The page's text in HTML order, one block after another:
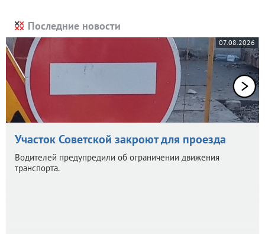
Последние новости
07.08.2026
Участок Советской закроют для проезда
Водителей предупредили об ограничении движения
транспорта.